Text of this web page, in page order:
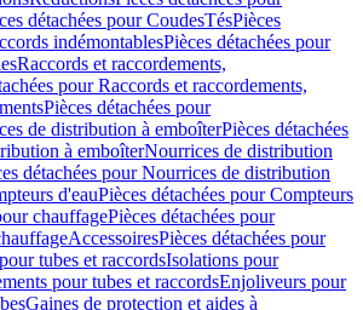
détachées pour CoudesTésPièces
indémontablesPièces détachées pour
Raccords et raccordements,
pour Raccords et raccordements,
Pièces détachées pour
de distribution à emboîterPièces détachées
à emboîterNourrices de distribution
détachées pour Nourrices de distribution
d'eauPièces détachées pour Compteurs
chauffagePièces détachées pour
AccessoiresPièces détachées pour
tubes et raccordsIsolations pour
pour tubes et raccordsEnjoliveurs pour
Gaines de protection et aides à